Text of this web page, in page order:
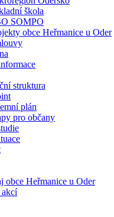
škola
SOMPO
obce Heřmanice u Oder
struktura
plán
pro občany
obce Heřmanice u Oder
akcí